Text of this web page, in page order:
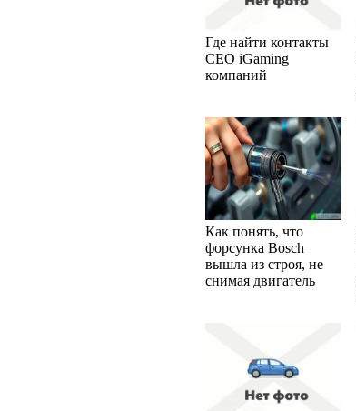
Где найти контакты
CEO iGaming
компаний
Как понять, что
форсунка Bosch
вышла из строя, не
снимая двигатель